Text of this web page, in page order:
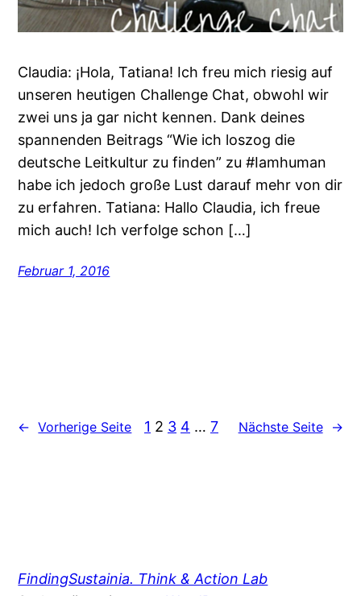
Claudia: ¡Hola, Tatiana! Ich freu mich riesig auf
unseren heutigen Challenge Chat, obwohl wir
zwei uns ja gar nicht kennen. Dank deines
spannenden Beitrags “Wie ich loszog die
deutsche Leitkultur zu finden” zu #Iamhuman
habe ich jedoch große Lust darauf mehr von dir
zu erfahren. Tatiana: Hallo Claudia, ich freue
mich auch! Ich verfolge schon […]
Februar 1, 2016
← Vorherige Seite 1 2 3 4 … 7 Nächste Seite →
FindingSustainia. Think & Action Lab